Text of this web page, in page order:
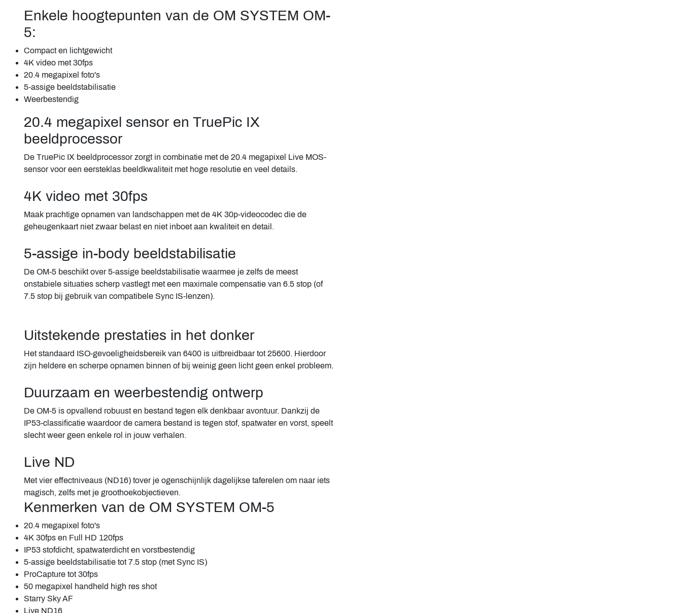
Enkele hoogtepunten van de OM SYSTEM OM-
5:
Compact en lichtgewicht
4K video met 30fps
20.4 megapixel foto's
5-assige beeldstabilisatie
Weerbestendig
20.4 megapixel sensor en TruePic IX
beeldprocessor
De TruePic IX beeldprocessor zorgt in combinatie met de 20.4 megapixel Live MOS-
sensor voor een eersteklas beeldkwaliteit met hoge resolutie en veel details.
4K video met 30fps
Maak prachtige opnamen van landschappen met de 4K 30p-videocodec die de
geheugenkaart niet zwaar belast en niet inboet aan kwaliteit en detail.
5-assige in-body beeldstabilisatie
De OM-5 beschikt over 5-assige beeldstabilisatie waarmee je zelfs de meest
onstabiele situaties scherp vastlegt met een maximale compensatie van 6.5 stop (of
7.5 stop bij gebruik van compatibele Sync IS-lenzen).
Uitstekende prestaties in het donker
Het standaard ISO-gevoeligheidsbereik van 6400 is uitbreidbaar tot 25600. Hierdoor
zijn heldere en scherpe opnamen binnen of bij weinig geen licht geen enkel probleem.
Duurzaam en weerbestendig ontwerp
De OM-5 is opvallend robuust en bestand tegen elk denkbaar avontuur. Dankzij de
IP53-classificatie waardoor de camera bestand is tegen stof, spatwater en vorst, speelt
slecht weer geen enkele rol in jouw verhalen.
Live ND
Met vier effectniveaus (ND16) tover je ogenschijnlijk dagelijkse taferelen om naar iets
magisch, zelfs met je groothoekobjectieven.
Kenmerken van de OM SYSTEM OM-5
20.4 megapixel foto's
4K 30fps en Full HD 120fps
IP53 stofdicht, spatwaterdicht en vorstbestendig
5-assige beeldstabilisatie tot 7.5 stop (met Sync IS)
ProCapture tot 30fps
50 megapixel handheld high res shot
Starry Sky AF
Live ND16